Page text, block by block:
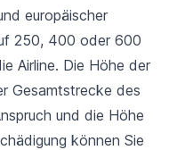
europäischer
250, 400 oder 600
Airline. Die Höhe der
Gesamtstrecke des
und die Höhe
können Sie